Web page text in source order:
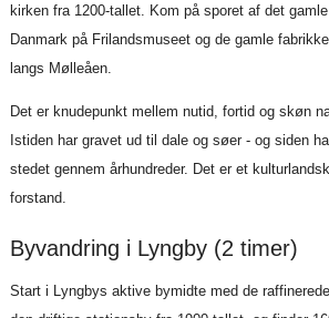
kirken fra 1200-tallet. Kom på sporet af det gamle
Danmark på Frilandsmuseet og de gamle
langs Mølleåen.
Det er knudepunkt mellem nutid, fortid og skøn
Istiden har gravet ud til dale og søer - og siden
stedet gennem århundreder. Det er et
forstand.
Byvandring i Lyngby (2 timer)
Start i Lyngbys aktive bymidte med de